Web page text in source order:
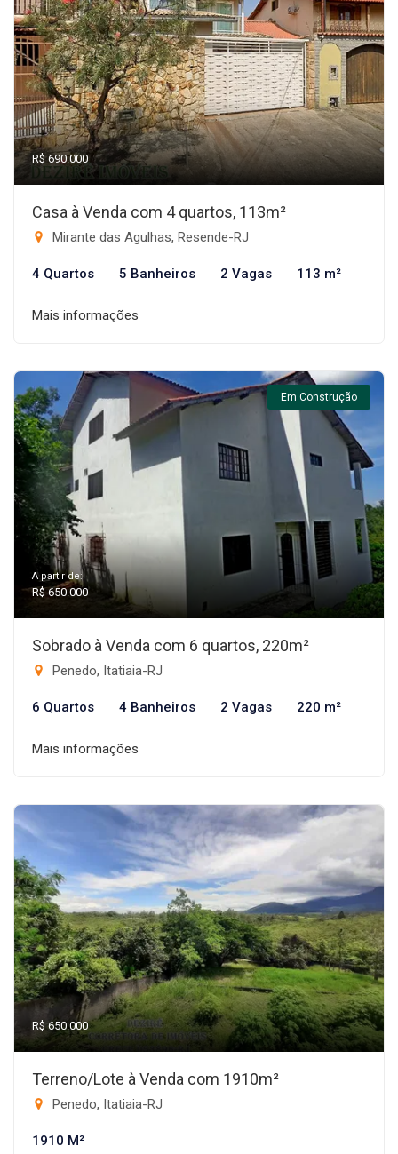
R$ 690.000
Casa à Venda com 4 quartos, 113m²
Mirante das Agulhas, Resende-RJ
4 Quartos 5 Banheiros 2 Vagas 113 m²
Mais informações
Em Construção
A partir de:
R$ 650.000
Sobrado à Venda com 6 quartos, 220m²
Penedo, Itatiaia-RJ
6 Quartos 4 Banheiros 2 Vagas 220 m²
Mais informações
R$ 650.000
Terreno/Lote à Venda com 1910m²
Penedo, Itatiaia-RJ
1910 M²